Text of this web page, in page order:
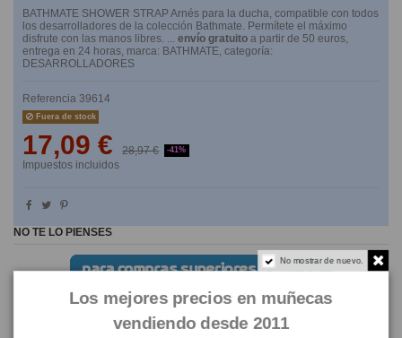
BATHMATE SHOWER STRAP Arnés para la ducha, compatible con todos
los desarrolladores de la colección Bathmate. Permítete el máximo
disfrute con las manos libres. ... envío gratuito a partir de 50 euros,
entrega en 24 horas, marca: BATHMATE, categoría:
DESARROLLADORES
Referencia 39614
Fuera de stock
17,09 € 28,97 € -41%
Impuestos incluidos
NO TE LO PIENSES
No mostrar de nuevo.
Los mejores precios en muñecas
vendiendo desde 2011